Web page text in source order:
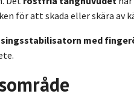
för att skada eller skära av
med